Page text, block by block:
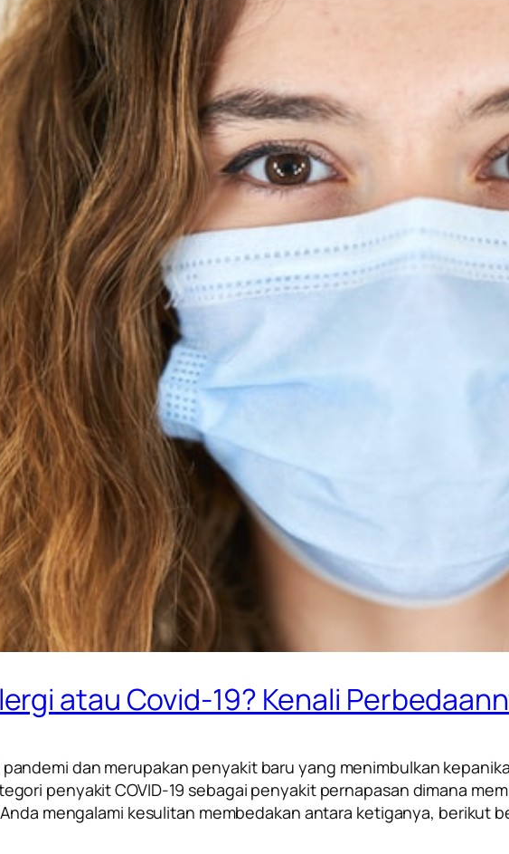
atau Covid-19? Kenali
pandemi dan merupakan penyakit baru yang menimbulkan
penyakit COVID-19 sebagai penyakit pernapasan dimana
mengalami kesulitan membedakan antara ketiganya, berikut